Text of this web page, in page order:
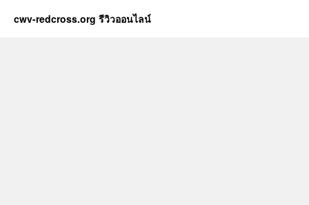
cwv-redcross.org รีวิวออนไลน์